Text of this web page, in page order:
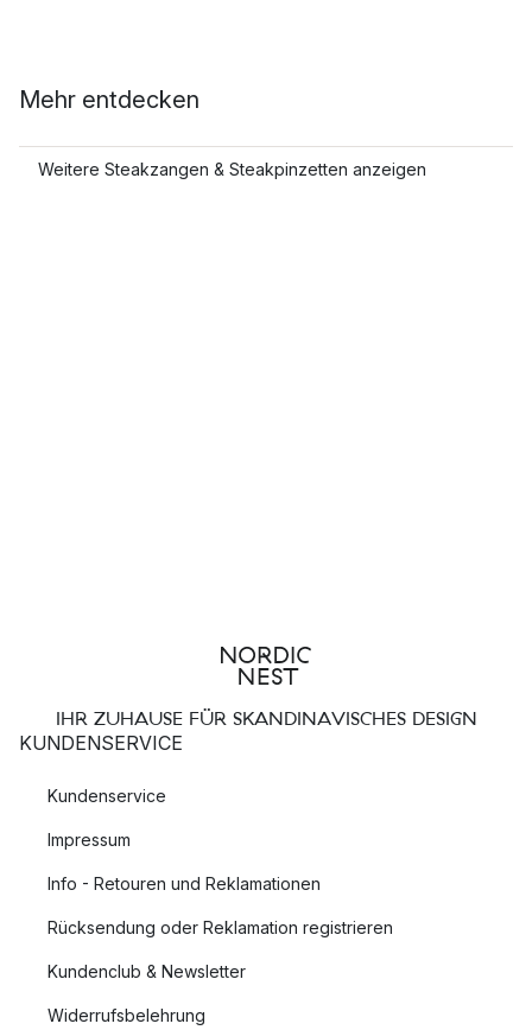
Mehr entdecken
Weitere Steakzangen & Steakpinzetten anzeigen
IHR ZUHAUSE FÜR SKANDINAVISCHES DESIGN
KUNDENSERVICE
Kundenservice
Impressum
Info - Retouren und Reklamationen
Rücksendung oder Reklamation registrieren
Kundenclub & Newsletter
Widerrufsbelehrung